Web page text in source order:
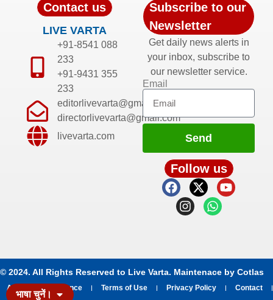
भाषा चुनें।
Contact us
LIVE VARTA
+91-8541 088
233
+91-9431 355
233
editorlivevarta@gmail.com
directorlivevarta@gmail.com
livevarta.com
Subscribe to our
Newsletter
Get daily news alerts in
your inbox, subscribe to
our newsletter service.
Email
Send
Follow us
© 2024. All Rights Reserved to Live Varta. Maintenace by Cotlas
About Grievance Terms of Use Privacy Policy
Contact